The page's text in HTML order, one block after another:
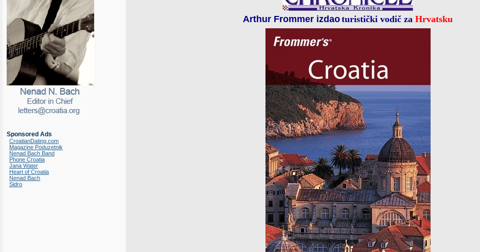
Sponsored Ads
CroatianDating.com
Magazine Poduzetnik
Nenad Bach Band
Phone Croatia
Jana Water
Heart of Croatia
Nenad Bach
Sidro
Arthur Frommer izdaoturistički vodič za Hrvatsku